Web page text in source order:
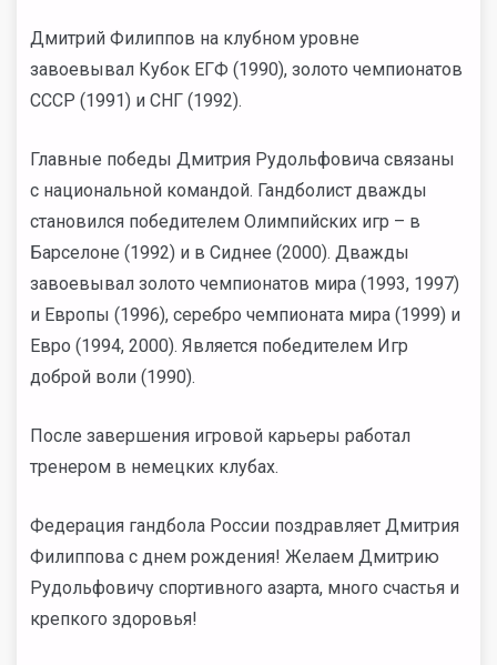
Дмитрий Филиппов на клубном уровне
завоевывал Кубок ЕГФ (1990), золото чемпионатов
СССР (1991) и СНГ (1992).
Главные победы Дмитрия Рудольфовича связаны
с национальной командой. Гандболист дважды
становился победителем Олимпийских игр – в
Барселоне (1992) и в Сиднее (2000). Дважды
завоевывал золото чемпионатов мира (1993, 1997)
и Европы (1996), серебро чемпионата мира (1999) и
Евро (1994, 2000). Является победителем Игр
доброй воли (1990).
После завершения игровой карьеры работал
тренером в немецких клубах.
Федерация гандбола России поздравляет Дмитрия
Филиппова с днем рождения! Желаем Дмитрию
Рудольфовичу спортивного азарта, много счастья и
крепкого здоровья!